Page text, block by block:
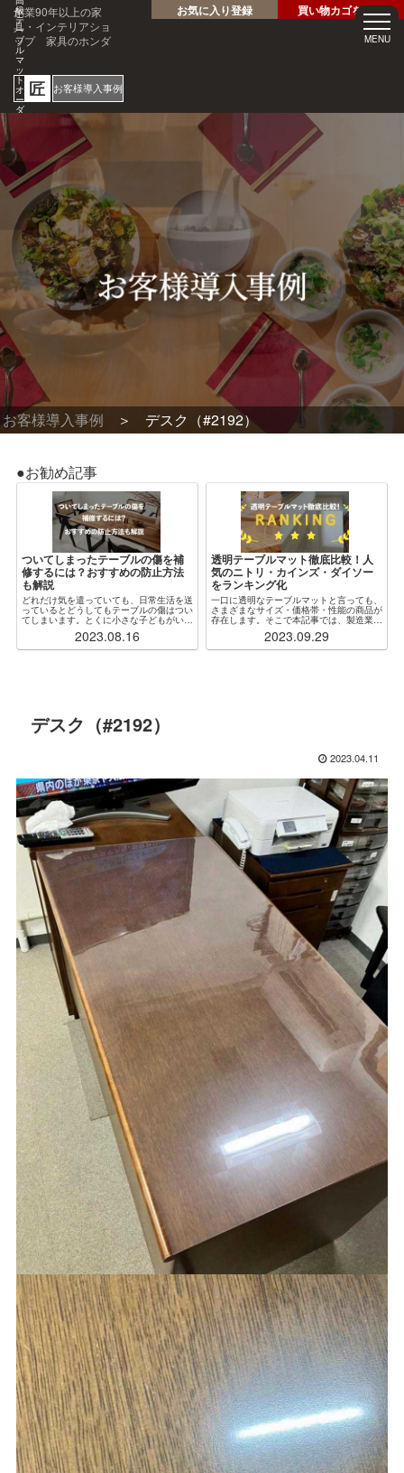
創業90年以上の家
具・インテリアショ
ップ 家具のホンダ
級
テ
ー
ブ
ル
マ
ッ
ト
オ
ー
ダ
ズ
専
店
匠 お客様導入事例
ホテル・レストラン・企業
様の大事なテーブルを傷・
汚れから守る！
サン
プル
請求
1mm
単位
オー
ダー
サイ
ズ
見積
り
請求
書対
応
短納
期
専門
家対
応
ご注文・ご
質問はお気
軽にどうぞ
0120-46-
5054
netjigyoubu@seneso.jp
受付時間：
18:30
お気に入り登録 買い物カゴを見る
MENU
お客様導入事例 デスク（#2192）
●お勧め記事
ついてしまったテーブルの傷を補
修するには？おすすめの防止方法
も解説
どれだけ気を遣っていても、日常生活を送
っているとどうしてもテーブルの傷はつい
てしまいます。とくに小さな子どもがいる
場合、ふとしたことがきっかけで木製・ガ
ラス製問わず傷だらけになってしまうこと
もしばしばです。傷をつけないように注意
2023.08.16
透明テーブルマット徹底比較！人
気のニトリ・カインズ・ダイソー
をランキング化
一口に透明なテーブルマットと言っても、
さまざまなサイズ・価格帯・性能の商品が
存在します。そこで本記事では、製造業者
からも見解をもらいつつ、特に人気な各社
の透明テーブルマットを厳選・比較し、ラ
ンキング化しました。加えて、「自分の状
2023.09.29
デスク（#2192）
2023.04.11